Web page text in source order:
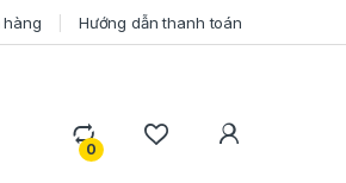
hàng Hướng dẫn thanh toán
0